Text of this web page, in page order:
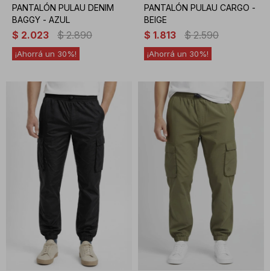
PANTALÓN PULAU DENIM
BAGGY - AZUL
$ 2.023 $ 2.890
30
PANTALÓN PULAU CARGO -
BEIGE
$ 1.813 $ 2.590
30